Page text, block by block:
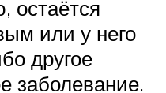
остаётся
или у него
другое
заболевание.